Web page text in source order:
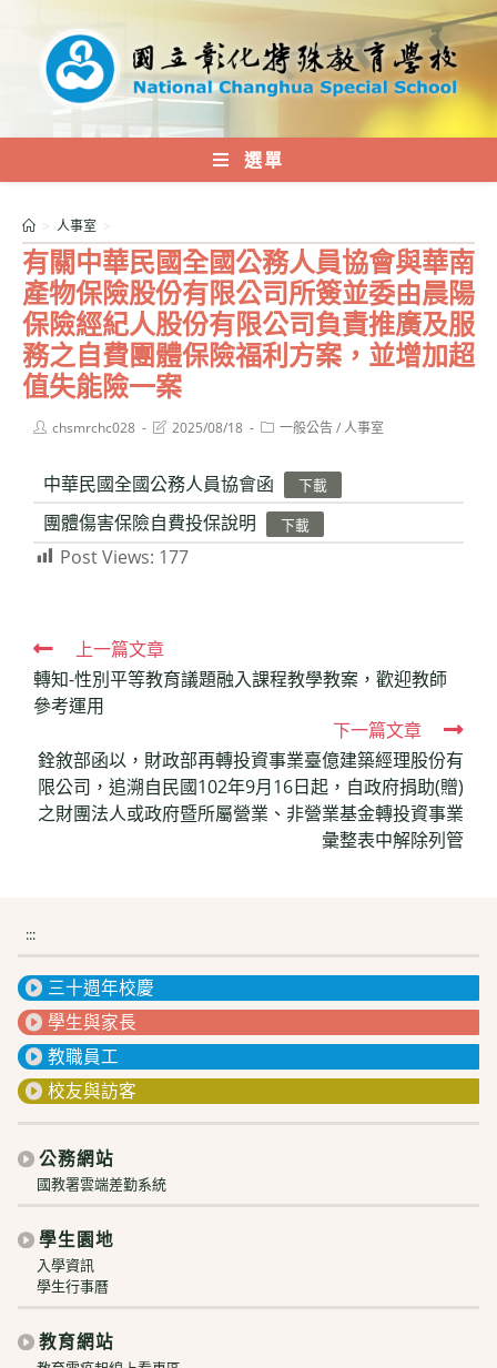
內
選單
有關中華民國全國公務人員協會與華南
產物保險股份有限公司所簽並委由晨陽
保險經紀人股份有限公司負責推廣及服
務之自費團體保險福利方案，並增加超
值失能險一案
> 人事室 >
Postchsmrchc028
Post2025/08/18
Post一般公告/人事室
中華民國全國公務人員協會函 下載
團體傷害保險自費投保說明 下載
Post Views: 177
Read
more
articles
上一篇文章
轉知-性別平等教育議題融入課程教學教案，歡迎教師
參考運用
下一篇文章
銓敘部函以，財政部再轉投資事業臺億建築經理股份有
限公司，追溯自民國102年9月16日起，自政府捐助(贈)
之財團法人或政府暨所屬營業、非營業基金轉投資事業
彙整表中解除列管
:::
三十週年校慶
學生與家長
教職員工
校友與訪客
公務網站
國教署雲端差勤系統
學生園地
入學資訊
學生行事曆
教育網站